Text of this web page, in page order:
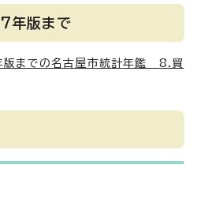
年版まで
版までの名古屋市統計年鑑 8.貿